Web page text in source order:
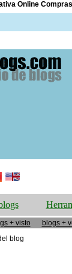
Online
+ visto blogs +
blog